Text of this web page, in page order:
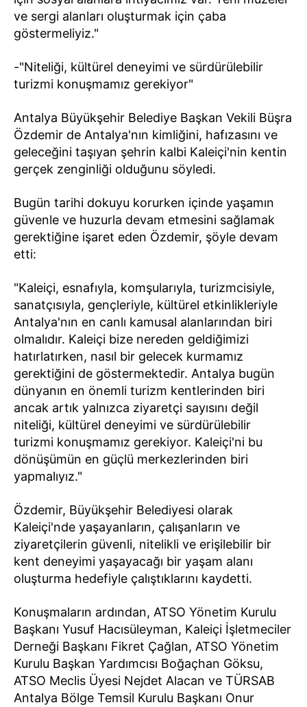
ve sergi alanları oluşturmak için çaba
göstermeliyiz."
-"Niteliği, kültürel deneyimi ve sürdürülebilir
turizmi konuşmamız gerekiyor"
Antalya Büyükşehir Belediye Başkan Vekili Büşra
Özdemir de Antalya'nın kimliğini, hafızasını ve
geleceğini taşıyan şehrin kalbi Kaleiçi'nin kentin
gerçek zenginliği olduğunu söyledi.
Bugün tarihi dokuyu korurken içinde yaşamın
güvenle ve huzurla devam etmesini sağlamak
gerektiğine işaret eden Özdemir, şöyle devam
etti:
"Kaleiçi, esnafıyla, komşularıyla, turizmcisiyle,
sanatçısıyla, gençleriyle, kültürel etkinlikleriyle
Antalya'nın en canlı kamusal alanlarından biri
olmalıdır. Kaleiçi bize nereden geldiğimizi
hatırlatırken, nasıl bir gelecek kurmamız
gerektiğini de göstermektedir. Antalya bugün
dünyanın en önemli turizm kentlerinden biri
ancak artık yalnızca ziyaretçi sayısını değil
niteliği, kültürel deneyimi ve sürdürülebilir
turizmi konuşmamız gerekiyor. Kaleiçi'ni bu
dönüşümün en güçlü merkezlerinden biri
yapmalıyız."
Özdemir, Büyükşehir Belediyesi olarak
Kaleiçi'nde yaşayanların, çalışanların ve
ziyaretçilerin güvenli, nitelikli ve erişilebilir bir
kent deneyimi yaşayacağı bir yaşam alanı
oluşturma hedefiyle çalıştıklarını kaydetti.
Konuşmaların ardından, ATSO Yönetim Kurulu
Başkanı Yusuf Hacısüleyman, Kaleiçi İşletmeciler
Derneği Başkanı Fikret Çağlan, ATSO Yönetim
Kurulu Başkan Yardımcısı Boğaçhan Göksu,
ATSO Meclis Üyesi Nejdet Alacan ve TÜRSAB
Antalya Bölge Temsil Kurulu Başkanı Onur